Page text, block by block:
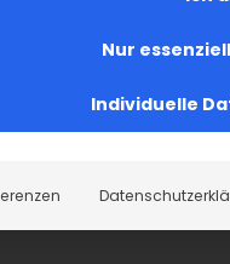
Nur
Individuelle